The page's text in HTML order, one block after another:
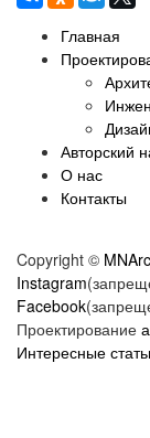
Главная
Авторский
О нас
Контакты
Copyright ©
Instagram
Facebook
Проектирование
Интересные